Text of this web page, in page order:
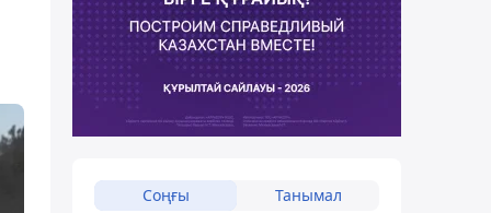
Соңғы Танымал